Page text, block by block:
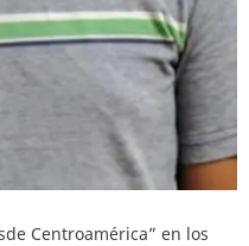
Centroamérica” en los